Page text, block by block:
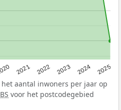
2021 2022 2023 2024 2025
aantal inwoners per jaar op
voor het postcodegebied